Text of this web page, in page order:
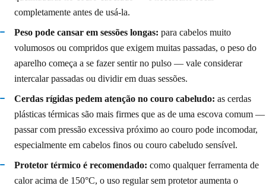
completamente antes de usá-la.
Peso pode cansar em sessões longas: para cabelos muito
volumosos ou compridos que exigem muitas passadas, o peso do
aparelho começa a se fazer sentir no pulso — vale considerar
intercalar passadas ou dividir em duas sessões.
Cerdas rígidas pedem atenção no couro cabeludo: as cerdas
plásticas térmicas são mais firmes que as de uma escova comum —
passar com pressão excessiva próximo ao couro pode incomodar,
especialmente em cabelos finos ou couro cabeludo sensível.
Protetor térmico é recomendado: como qualquer ferramenta de
calor acima de 150°C, o uso regular sem protetor aumenta o